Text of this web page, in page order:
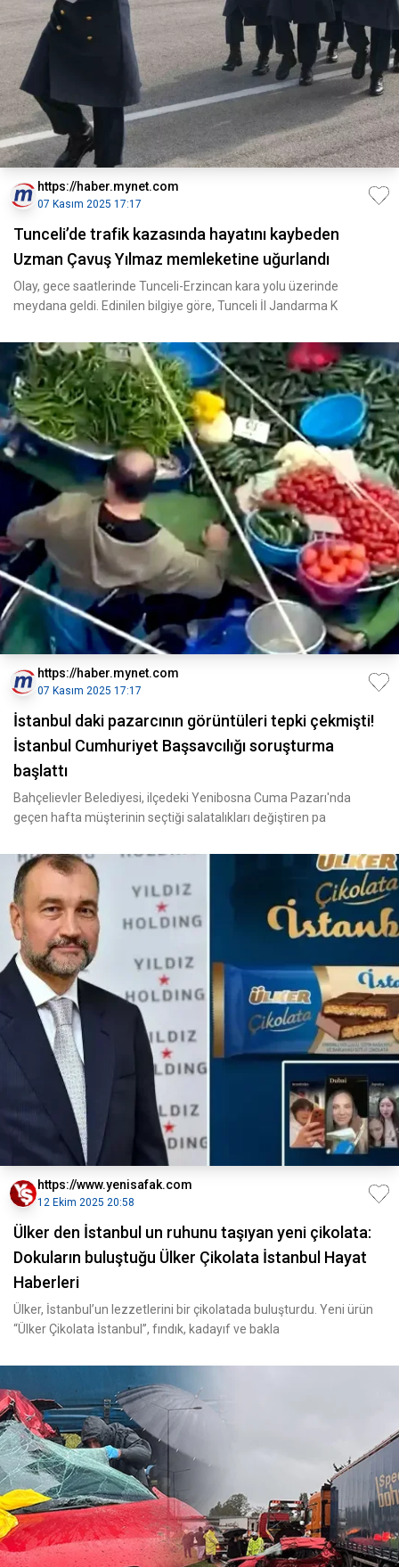
https://haber.mynet.com
07 Kasım 2025 17:17
Tunceli’de trafik kazasında hayatını kaybeden
Uzman Çavuş Yılmaz memleketine uğurlandı
Olay, gece saatlerinde Tunceli-Erzincan kara yolu üzerinde
meydana geldi. Edinilen bilgiye göre, Tunceli İl Jandarma K
https://haber.mynet.com
07 Kasım 2025 17:17
İstanbul daki pazarcının görüntüleri tepki çekmişti!
İstanbul Cumhuriyet Başsavcılığı soruşturma
başlattı
Bahçelievler Belediyesi, ilçedeki Yenibosna Cuma Pazarı'nda
geçen hafta müşterinin seçtiği salatalıkları değiştiren pa
https://www.yenisafak.com
12 Ekim 2025 20:58
Ülker den İstanbul un ruhunu taşıyan yeni çikolata:
Dokuların buluştuğu Ülker Çikolata İstanbul Hayat
Haberleri
Ülker, İstanbul’un lezzetlerini bir çikolatada buluşturdu. Yeni ürün
“Ülker Çikolata İstanbul”, fındık, kadayıf ve bakla